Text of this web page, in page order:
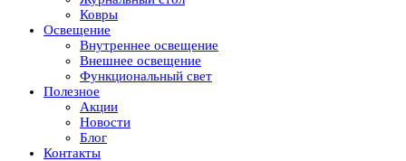
Ковры
Освещение
Внутреннее освещение
Внешнее освещение
Функциональный свет
Полезное
Акции
Новости
Блог
Контакты